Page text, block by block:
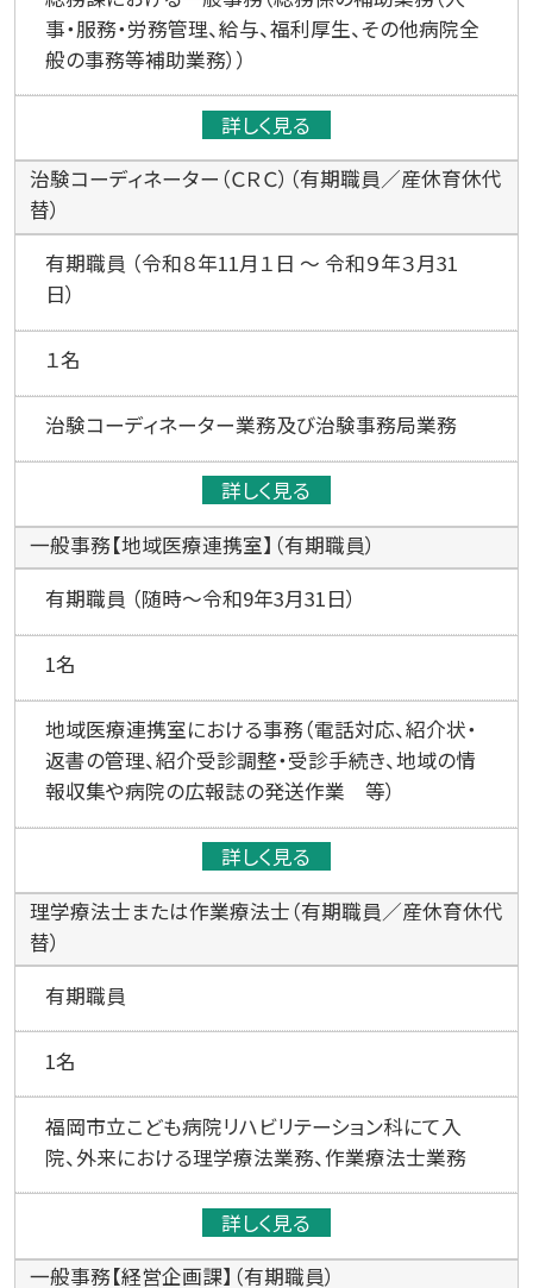
事・服務・労務管理、給与、福利厚生、その他病院全
般の事務等補助業務））
詳しく見る
治験コーディネーター（ＣＲＣ）（有期職員／産休育休代
替）
有期職員 （令和８年11月１日 ～ 令和９年３月31
日）
１名
治験コーディネーター業務及び治験事務局業務
詳しく見る
一般事務【地域医療連携室】（有期職員）
有期職員 （随時～令和9年3月31日）
1名
地域医療連携室における事務（電話対応、紹介状・
返書の管理、紹介受診調整・受診手続き、地域の情
報収集や病院の広報誌の発送作業 等）
詳しく見る
理学療法士または作業療法士（有期職員／産休育休代
替）
有期職員
1名
福岡市立こども病院リハビリテーション科にて入
院、外来における理学療法業務、作業療法士業務
詳しく見る
一般事務【経営企画課】（有期職員）